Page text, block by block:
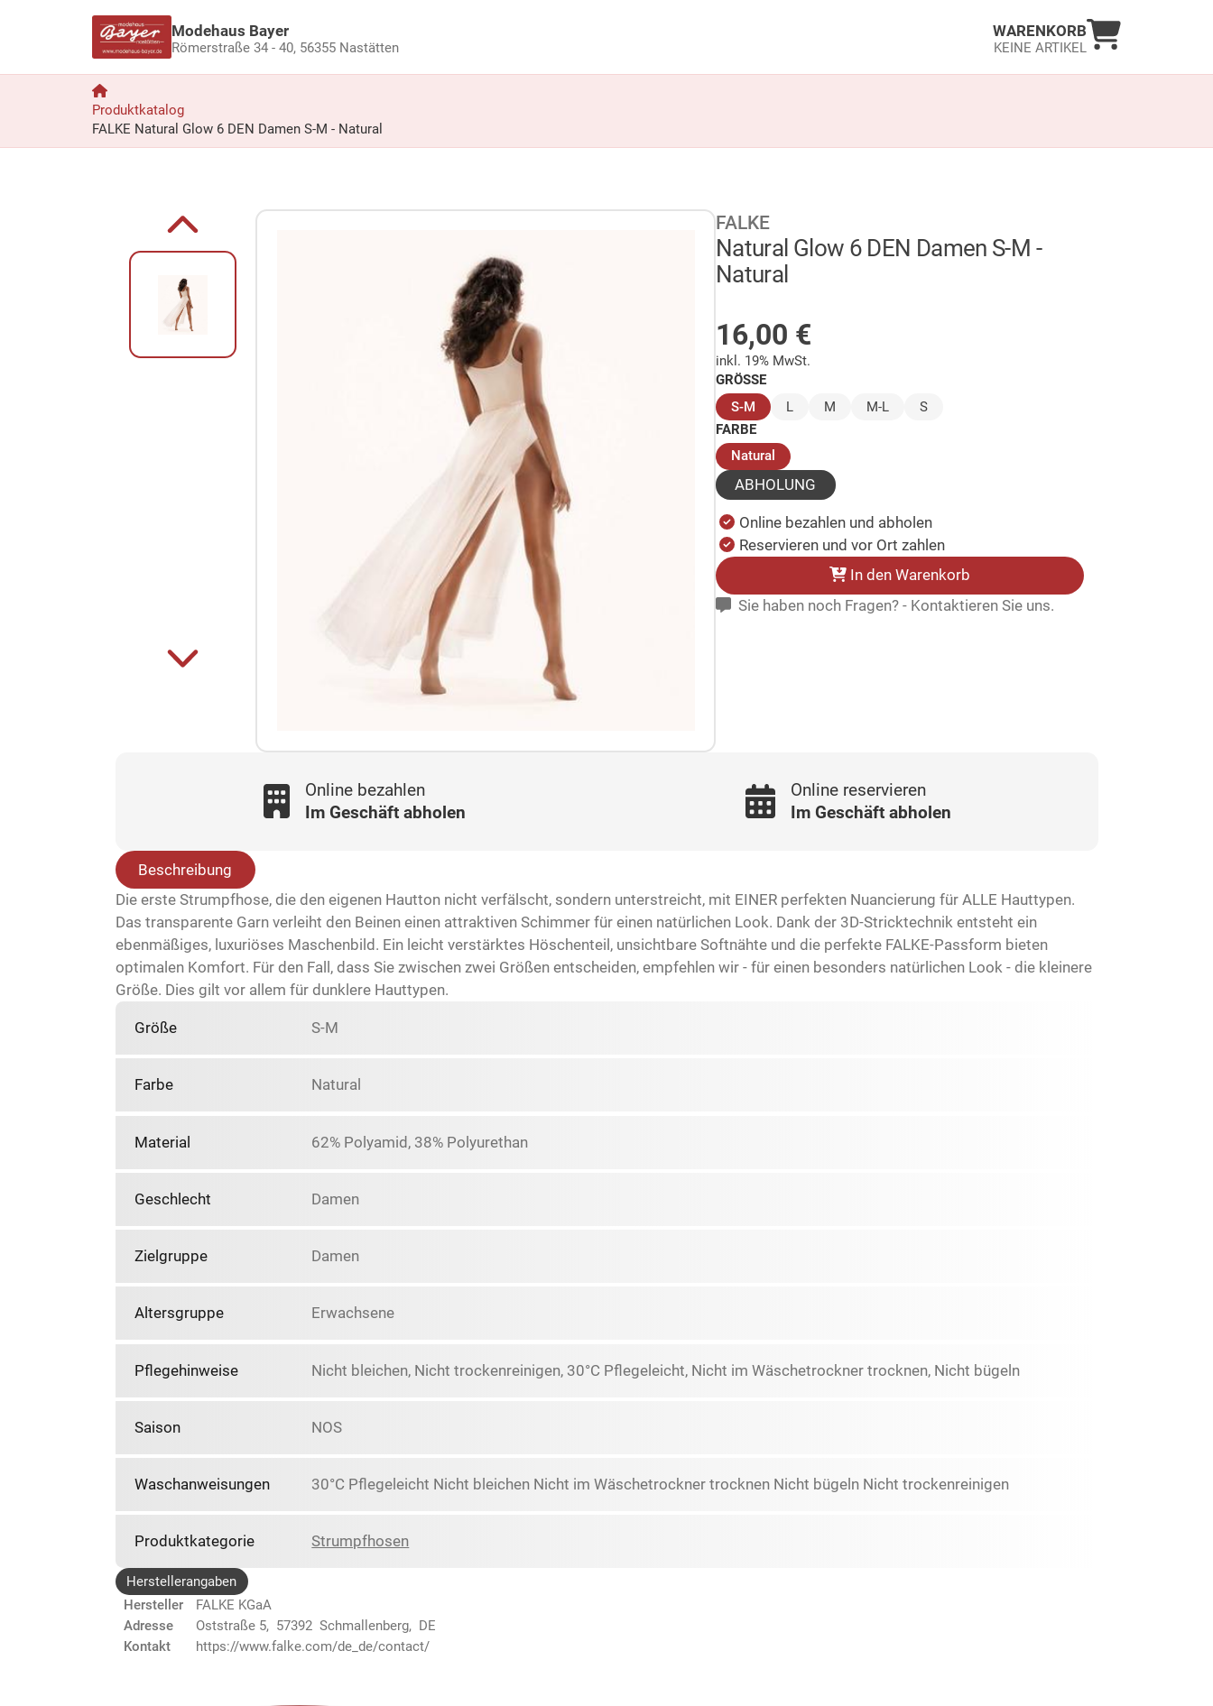
Modehaus Bayer
Römerstraße 34 - 40, 56355 Nastätten
WARENKORB
KEINE ARTIKEL
Warenkorb
Produktkatalog
FALKE Natural Glow 6 DEN Damen S-M - Natural
Zur Produktbeschreibung springen FALKE
Natural Glow 6 DEN Damen S-M -
Natural
16,00 €
inkl. 19% MwSt.
GRÖSSE
S-M (ausgewählt)
L M M-L
S
FARBE
Natural
(ausgewählt)
ABHOLUNG
Online bezahlen und abholen
Reservieren und vor Ort zahlen
In den Warenkorb
Sie haben noch Fragen? - Kontaktieren Sie uns.
Online bezahlen
Im Geschäft abholen
Online reservieren
Im Geschäft abholen
Beschreibung
Die erste Strumpfhose, die den eigenen Hautton nicht verfälscht, sondern unterstreicht, mit EINER perfekten Nuancierung für ALLE Hauttypen.
Das transparente Garn verleiht den Beinen einen attraktiven Schimmer für einen natürlichen Look. Dank der 3D-Stricktechnik entsteht ein
ebenmäßiges, luxuriöses Maschenbild. Ein leicht verstärktes Höschenteil, unsichtbare Softnähte und die perfekte FALKE-Passform bieten
optimalen Komfort. Für den Fall, dass Sie zwischen zwei Größen entscheiden, empfehlen wir - für einen besonders natürlichen Look - die kleinere
Größe. Dies gilt vor allem für dunklere Hauttypen.
Größe S-M
Farbe Natural
Material 62% Polyamid, 38% Polyurethan
Geschlecht Damen
Zielgruppe Damen
Altersgruppe Erwachsene
Pflegehinweise Nicht bleichen, Nicht trockenreinigen, 30°C Pflegeleicht, Nicht im Wäschetrockner trocknen, Nicht bügeln
Saison NOS
Waschanweisungen 30°C Pflegeleicht Nicht bleichen Nicht im Wäschetrockner trocknen Nicht bügeln Nicht trockenreinigen
Produktkategorie Strumpfhosen
Herstellerangaben
Hersteller
FALKE KGaA
Adresse
Oststraße 5, 57392 Schmallenberg, DE
Kontakt
https://www.falke.com/de_de/contact/